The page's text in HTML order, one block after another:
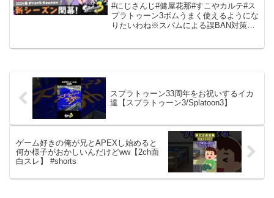
じ】
#にじさんじ#健屋花那#すこやカルテ#ス
プラトゥーン3ボムうまく使えるようにな
りたいわね※スパムによる誤BAN対策の
スプラトゥーン33周年をお祝いするイカ
達【スプラトゥーン3/Splatoon3】
ゲーム好きの俺が兄とAPEXし始めると
何か様子がおかしいんだけどww【2ch面
白スレ】 #shorts